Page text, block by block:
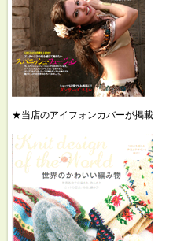
★当店のアイフォンカバーが掲載